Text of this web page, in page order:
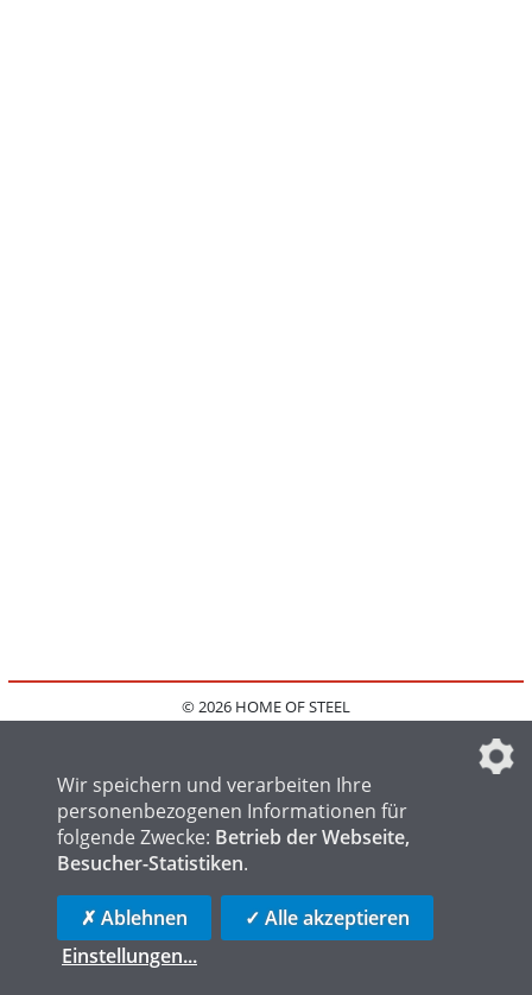
© 2026 HOME OF STEEL
IMPRESSUM
FAQ
DATENSCHUTZEINSTELLUNGEN
HOME OF LOGISTICS
Wir speichern und verarbeiten Ihre
personenbezogenen Informationen für
folgende Zwecke: Betrieb der Webseite,
Besucher-Statistiken.
✗ Ablehnen
✓ Alle akzeptieren
Einstellungen...